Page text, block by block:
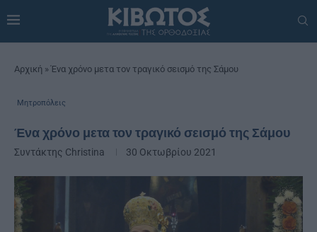
Αρχική »Ένα χρόνο μετα τον τραγικό σεισμό της Σάμου
Μητροπόλεις
Ένα χρόνο μετα τον τραγικό σεισμό της Σάμου
Συντάκτης Christina 30 Οκτωβρίου 2021